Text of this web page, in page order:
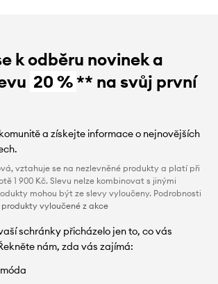
k odběru novinek a
20 %** na svůj první
a získejte informace o nejnovějších
vztahuje se na nezlevněné produkty a platí při
1 900 Kč. Slevu nelze kombinovat s jinými
mohou být ze slevy vyloučeny. Podrobnosti
produkty vyloučené z akce
schránky přicházelo jen to, co vás
nám, zda vás zajímá: